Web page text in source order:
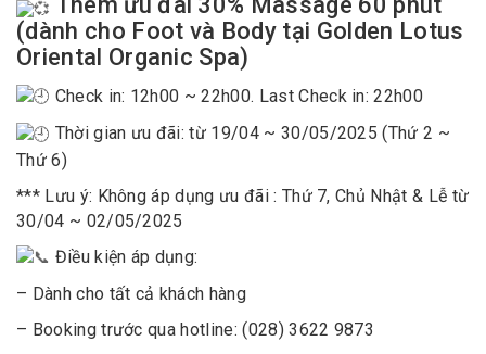
(dành cho Foot và Body tại Golden Lotus
Oriental Organic Spa)
Check in: 12h00 ~ 22h00. Last Check in: 22h00
Thời gian ưu đãi: từ 19/04 ~ 30/05/2025 (Thứ 2 ~
Thứ 6)
*** Lưu ý: Không áp dụng ưu đãi : Thứ 7, Chủ Nhật & Lễ từ
30/04 ~ 02/05/2025
Điều kiện áp dụng:
– Dành cho tất cả khách hàng
– Booking trước qua hotline: (028) 3622 9873